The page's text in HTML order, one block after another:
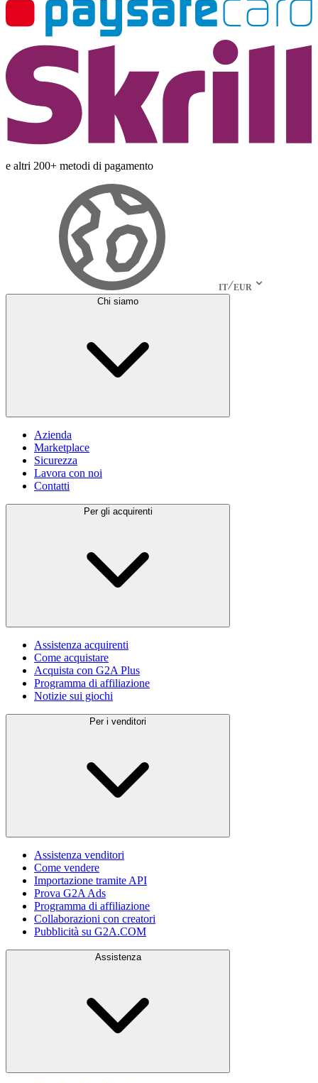
e altri 200+ metodi di pagamento
IT EUR
Chi siamo
Azienda
Marketplace
Sicurezza
Lavora con noi
Contatti
Per gli acquirenti
Assistenza acquirenti
Come acquistare
Acquista con G2A Plus
Programma di affiliazione
Notizie sui giochi
Per i venditori
Assistenza venditori
Come vendere
Importazione tramite API
Prova G2A Ads
Programma di affiliazione
Collaborazioni con creatori
Pubblicità su G2A.COM
Assistenza